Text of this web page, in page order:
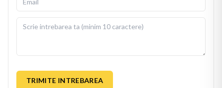
TRIMITE INTREBAREA